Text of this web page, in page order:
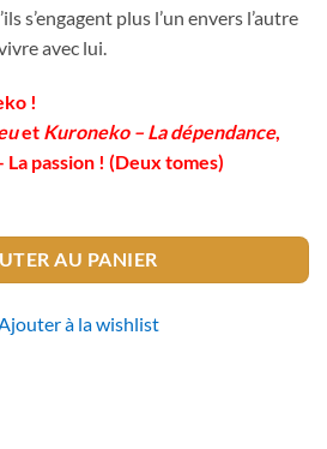
s’engagent plus l’un envers l’autre
avec lui.
!
et Kuroneko – La dépendance,
passion ! (Deux tomes)
AU PANIER
à la wishlist